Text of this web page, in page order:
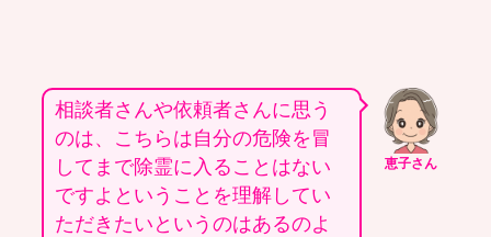
恵子さん
相談者さんや依頼者さんに思う
のは、こちらは自分の危険を冒
してまで除霊に入ることはない
ですよということを理解してい
ただきたいというのはあるのよ